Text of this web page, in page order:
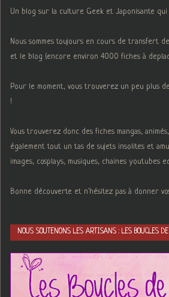
Un blog sur la culture Geek et Japonisante qui
Nous sommes toujours en cours de transfert
et le blog (encore environ 4000 fiches à
Pour le moment, vous trouverez un peu plus
!
Vous trouverez donc des fiches mangas,
également tout un tas de sujets insolites et
images, cosplays, musiques, chaines youtubes
Bonne découverte et n'hésitez pas à donner
NOUS SOUTENONS LES ARTISANS : LES BOUCLES